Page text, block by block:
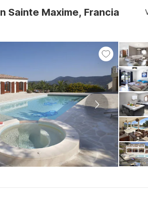
Sainte Maxime, Francia